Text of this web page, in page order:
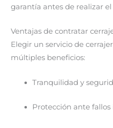
garantía antes de realizar el
Ventajas de contratar
Elegir un servicio de
múltiples beneficios:
Tranquilidad y
Protección ante